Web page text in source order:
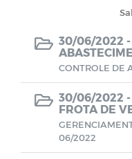
Farmácia de
30/06/2022 -
CONTROLE DE
30/06/2022 -
FROTA DE
06/2022